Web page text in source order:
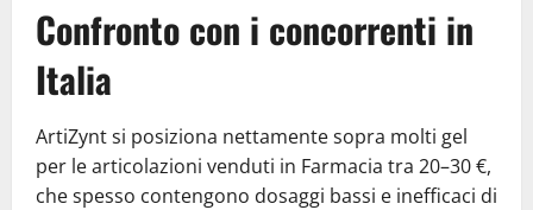
Confronto con i concorrenti in
Italia
ArtiZynt si posiziona nettamente sopra molti gel
per le articolazioni venduti in Farmacia tra 20–30 €,
che spesso contengono dosaggi bassi e inefficaci di